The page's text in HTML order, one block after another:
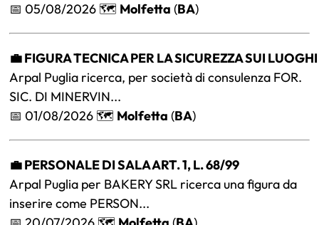
📅 05/08/2026 🗺️ Molfetta (BA)
💼 FIGURA TECNICA PER LA SICUREZZA SUI
Arpal Puglia ricerca, per società di consulenza FOR.
SIC. DI MINERVIN...
📅 01/08/2026 🗺️ Molfetta (BA)
💼 PERSONALE DI SALA ART. 1, L. 68/99
Arpal Puglia per BAKERY SRL ricerca una figura da
inserire come PERSON...